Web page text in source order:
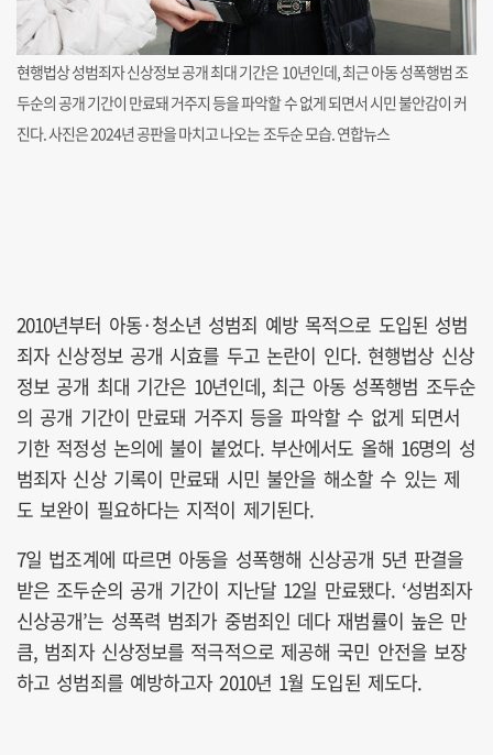
현행법상 성범죄자 신상정보 공개 최대 기간은 10년인데, 최근 아동 성폭행범 조
두순의 공개 기간이 만료돼 거주지 등을 파악할 수 없게 되면서 시민 불안감이 커
진다. 사진은 2024년 공판을 마치고 나오는 조두순 모습. 연합뉴스
2010년부터 아동·청소년 성범죄 예방 목적으로 도입된 성범
죄자 신상정보 공개 시효를 두고 논란이 인다. 현행법상 신상
정보 공개 최대 기간은 10년인데, 최근 아동 성폭행범 조두순
의 공개 기간이 만료돼 거주지 등을 파악할 수 없게 되면서
기한 적정성 논의에 불이 붙었다. 부산에서도 올해 16명의 성
범죄자 신상 기록이 만료돼 시민 불안을 해소할 수 있는 제
도 보완이 필요하다는 지적이 제기된다.
7일 법조계에 따르면 아동을 성폭행해 신상공개 5년 판결을
받은 조두순의 공개 기간이 지난달 12일 만료됐다. ‘성범죄자
신상공개’는 성폭력 범죄가 중범죄인 데다 재범률이 높은 만
큼, 범죄자 신상정보를 적극적으로 제공해 국민 안전을 보장
하고 성범죄를 예방하고자 2010년 1월 도입된 제도다.